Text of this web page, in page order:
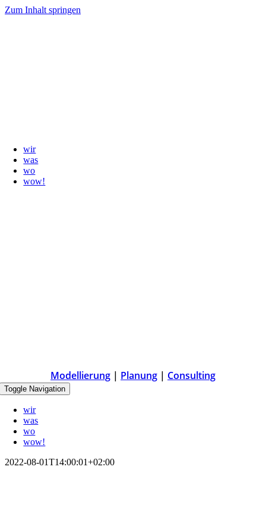
Zum Inhalt springen
wir
was
wo
wow!
Modellierung | Planung | Consulting
Toggle Navigation
wir
was
wo
wow!
2022-08-01T14:00:01+02:00